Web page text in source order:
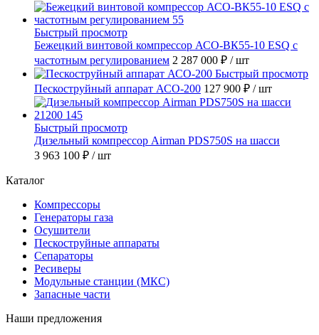
Быстрый просмотр
Бежецкий винтовой компрессор АСО-ВК55-10 ESQ с
частотным регулированием 2 287 000 ₽ / шт
Быстрый просмотр
Пескоструйный аппарат АСО-200 127 900 ₽ / шт
Быстрый просмотр
Дизельный компрессор Airman PDS750S на шасси
3 963 100 ₽ / шт
Каталог
Компрессоры
Генераторы газа
Осушители
Пескоструйные аппараты
Сепараторы
Ресиверы
Модульные станции (МКС)
Запасные части
Наши предложения